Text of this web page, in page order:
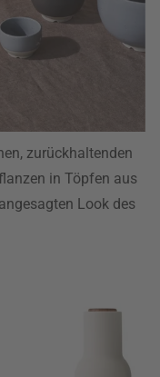
zurückhaltenden
in Töpfen aus
Look des